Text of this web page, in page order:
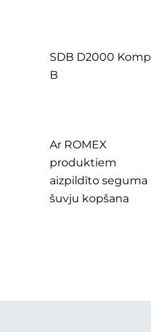
SDB D2000 Komp
B
Ar ROMEX
produktiem
aizpildīto seguma
šuvju kopšana